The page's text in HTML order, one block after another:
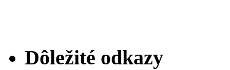
Dôležité odkazy